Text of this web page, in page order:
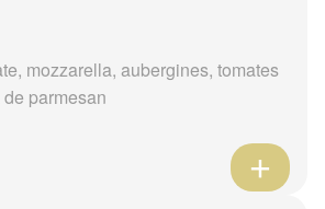
mozzarella, aubergines, tomates
parmesan